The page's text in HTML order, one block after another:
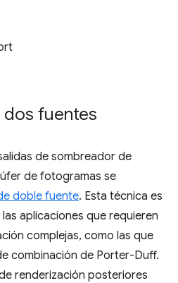
dos fuentes
de sombreador de
de fotogramas se
doble fuente. Esta técnica es
aplicaciones que requieren
complejas, como las que
combinación de Porter-Duff.
renderización posteriores